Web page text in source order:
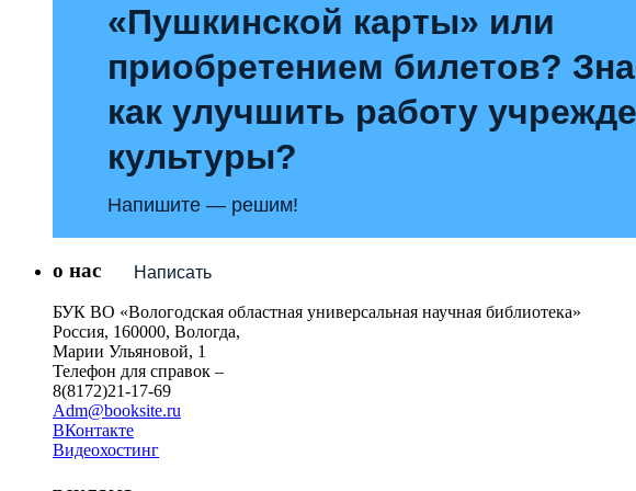
«Пушкинской карты» или
приобретением билетов?
как улучшить работу
культуры?
Напишите — решим!
Написать
о нас
БУК ВО «Вологодская областная универсальная научная библиотека»
Россия, 160000, Вологда,
Марии Ульяновой, 1
Телефон для справок –
8(8172)21-17-69
Adm@booksite.ru
ВКонтакте
Видеохостинг